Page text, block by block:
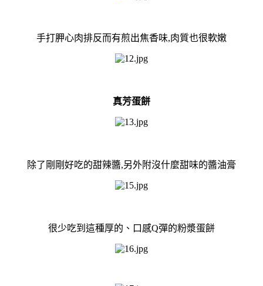
手打胛心肉排反而有煎出焦香味,肉質也很軟嫩
真芳蛋餅
除了剛剛好吃的甜辣醬,另外附沒什麼甜味的醬油膏
很少吃到這種厚的、口感Q彈的粉漿蛋餅